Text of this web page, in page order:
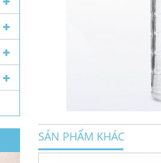
SẢN PHẨM KHÁC